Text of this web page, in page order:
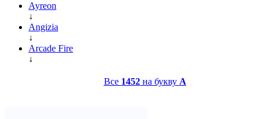
Ayreon
↓
Angizia
↓
Arcade Fire
↓
Все 1452на букву A